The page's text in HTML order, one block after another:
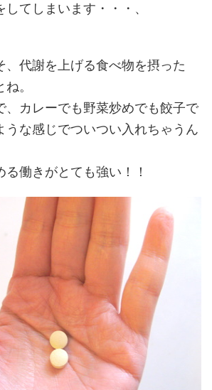
てしまいます・・・、
、代謝を上げる食べ物を摂った
。
、カレーでも野菜炒めでも餃子で
うな感じでついつい入れちゃうん
働きがとても強い！！